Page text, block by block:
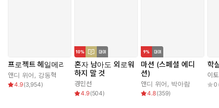
프로젝트 헤일메리
앤디 위어 강동혁
4.9(3,954)
혼자 남아도 외로워
하지 말 것
경민선
4.9(504)
마션 (스페셜 에디
션)
앤디 위어 박아람
4.8(359)
학
이
0